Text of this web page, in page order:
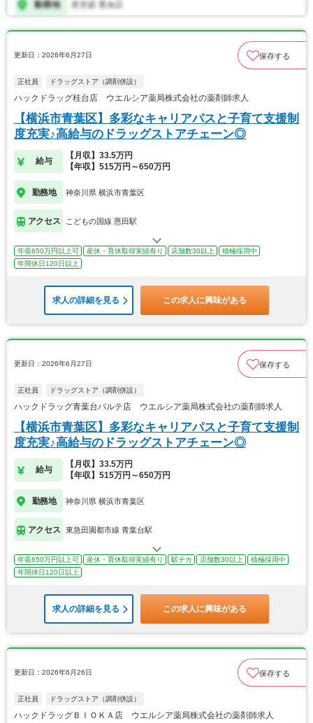
更新日：2026年6月27日 保存する
正社員 ドラッグストア（調剤併設）
ハックドラッグ桂台店 ウエルシア薬局株式会社の薬剤師求人
【横浜市青葉区】多彩なキャリアパスと子育て支援制
度充実♪高給与のドラッグストアチェーン◎
給与
【月収】33.5万円
【年収】515万円～650万円
勤務地 神奈川県 横浜市青葉区
アクセス こどもの国線 恩田駅
年収650万円以上可 産休・育休取得実績有り 店舗数30以上
積極採用中
年間休日120日以上
求人の詳細を見る この求人に興味がある
更新日：2026年6月27日 保存する
正社員 ドラッグストア（調剤併設）
ハックドラッグ青葉台パルテ店 ウエルシア薬局株式会社の薬剤師求人
【横浜市青葉区】多彩なキャリアパスと子育て支援制
度充実♪高給与のドラッグストアチェーン◎
給与
【月収】33.5万円
【年収】515万円～650万円
勤務地 神奈川県 横浜市青葉区
アクセス 東急田園都市線 青葉台駅
年収650万円以上可 産休・育休取得実績有り 駅チカ 店舗数30以上
積極採用中
年間休日120日以上
求人の詳細を見る この求人に興味がある
更新日：2026年6月26日 保存する
正社員 ドラッグストア（調剤併設）
ハックドラッグＢＩＯＫＡ店 ウエルシア薬局株式会社の薬剤師求人